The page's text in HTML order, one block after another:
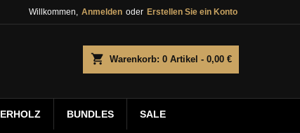
Willkommen, Anmelden oder Erstellen Sie ein Konto
shopping_cart Warenkorb: 0 Artikel - 0,00 €
BUNDLES SALE